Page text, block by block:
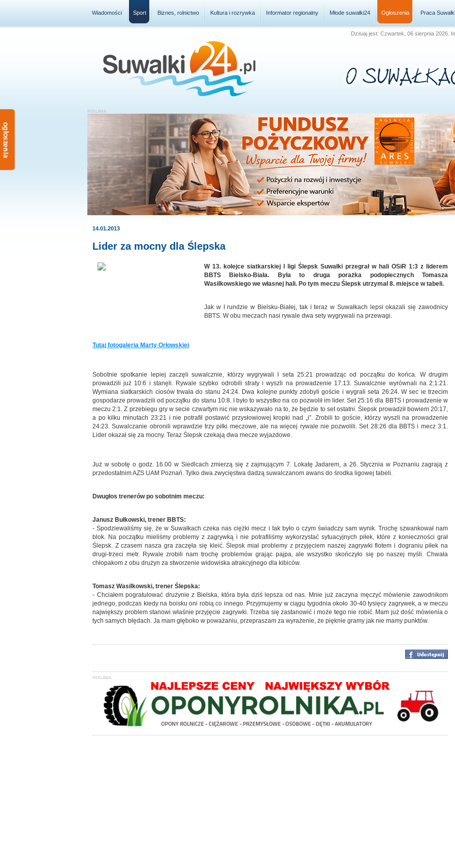
Wiadomości Sport Biznes, rolnictwo Kultura i rozrywka Informator regionalny Młode suwałki24 Ogłoszenia Praca Suwałki
Dzisiaj jest: Czwartek, 06 sierpnia 2026.
14.01.2013
Lider za mocny dla Ślepska
W 13. kolejce siatkarskiej I ligi Ślepsk Suwałki przegrał w hali OSiR 1:3 z liderem
BBTS Bielsko-Biała. Była to druga porażka podopiecznych Tomasza
Wasilkowskiego we własnej hali. Po tym meczu Ślepsk utrzymał 8. miejsce w tabeli.
Jak w I rundzie w Bielsku-Białej, tak i teraz w Suwałkach lepsi okazali się zawodnicy
BBTS. W obu meczach nasi rywale dwa sety wygrywali na przewagi.
Tutaj fotogaleria Marty Orłowskiej
Sobotnie spotkanie lepiej zaczęli suwalcznie, którzy wygrywali I seta 25:21 prowadząc od początku do końca. W drugim
prowadzili już 10:6 i stanęli. Rywale szybko odrobili straty i wyszli na prowadzenie 17:13. Suwalcznie wyrównali na 2:1:21.
Wymiana siatkarskich ciosów trwała do stanu 24:24. Dwa kolejne punkty zdobyli goście i wygrali seta 26:24. W sec ie trzecim
gospodarze prowadzili od początku do stanu 10:8. I było to wszystko na co pozwolił im lider. Set 25:16 dla BBTS i prowadzenie w
meczu 2:1. Z przebiegu gry w secie czwartym nic nie wskazywało na to, że będzie to set ostatni. Ślepsk prowadził bowiem 20:17,
a po kilku minutach 23:21 i nie potrafił postawić przysłowiowej kropki nad „i”. Zrobili to goście, którzy wyszli na prowadzenie
24:23. Suwalczanie obronili wprawdzie trzy piłki meczowe, ale na więcej rywale nie pozwolili. Set 28:26 dla BBTS i mecz 3:1.
Lider okazał się za mocny. Teraz Ślepsk czekają dwa mecze wyjazdowe.
Już w sobotę o godz. 16.00 w Siedlcach zmierzą się z zajmującym 7. Lokatę Jadarem, a 26. Stycznia w Poznaniu zagrają z
przedostatnim AZS UAM Poznań. Tylko dwa zwycięstwa dadzą suwalczanom awans do środka ligowej tabeli.
Dwugłos trenerów po sobotnim meczu:
Janusz Bułkowski, trener BBTS:
- Spodziewaliśmy się, że w Suwałkach czeka nas ciężki mecz i tak było o czym świadczy sam wynik. Trochę szwankował nam
blok. Na początku mieliśmy problemy z zagrywką i nie potrafiliśmy wykorzystać sytuacyjnych piłek, które z konieczności grał
Ślepsk. Z czasem nasza gra zaczęła się kleić. Ślepsk miał problemy z przyjęciem naszej zagrywki flotem i dograniu piłek na
drugi-trzeci metr. Rywale zrobili nam trochę problemów grając pajpa, ale wszystko skończyło się po naszej myśli. Chwała
chłopakom z obu drużyn za stworzenie widowiska atrakcyjnego dla kibiców.
Tomasz Wasilkowski, trener Ślepska:
- Chciałem pogratulować drużynie z Bielska, która była dziś lepsza od nas. Mnie już zaczyna męczyć mówienie zawodnikom
jednego, podczas kiedy na boisku oni robią co innego. Przyjmujemy w ciągu tygodnia około 30-40 tysięcy zagrywek, a w meczu
największy problem stanowi właśnie przyjęcie zagrywki. Trzeba się zastanowić i może tego nie robić. Mam już dość mówienia o
tych samych błędach. Ja mam głęboko w poważaniu, przepraszam za wyrażenie, że pięknie gramy jak nie mamy punktów.